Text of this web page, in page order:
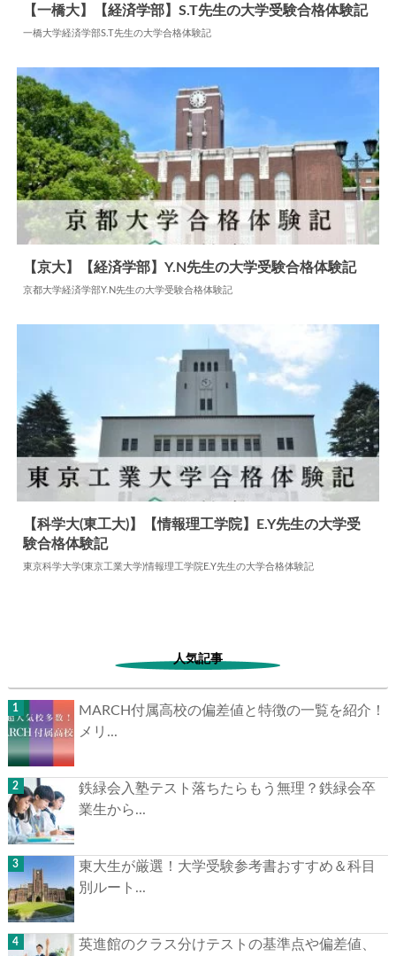
【一橋大】【経済学部】S.T先生の大学受験合格体験記
一橋大学経済学部S.T先生の大学合格体験記
【京大】【経済学部】Y.N先生の大学受験合格体験記
京都大学経済学部Y.N先生の大学受験合格体験記
大学合格体験記
【科学大(東工大)】【情報理工学院】E.Y先生の大学受
験合格体験記
東京科学大学(東京工業大学)情報理工学院E.Y先生の大学合格体験記
人気記事
MARCH付属高校の偏差値と特徴の一覧を紹介！
メリ...
鉄緑会入塾テスト落ちたらもう無理？鉄緑会卒
業生から...
東大生が厳選！大学受験参考書おすすめ＆科目
別ルート...
英進館のクラス分けテストの基準点や偏差値、